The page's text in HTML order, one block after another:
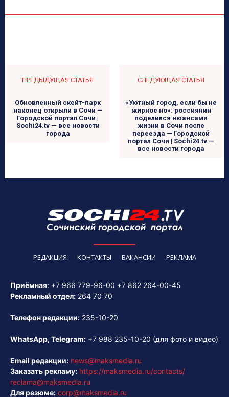
ПРЕДЫДУЩАЯ СТАТЬЯ
Обновленный скейт-парк
наконец открыли в Сочи —
Городской портал Сочи |
Sochi24.tv — все новости
города
СЛЕДУЮЩАЯ СТАТЬЯ
«Уютный город, если бы не
жирное но»: россиянин
поделился нюансами
жизни в Сочи после
переезда — Городской
портал Сочи | Sochi24.tv —
все новости города
РЕДАКЦИЯ КОНТАКТЫ ВАКАНСИИ РЕКЛАМА
Приёмная: +7 966 779-96-00 +7 862 264-00-45
Рекламный отдел: 264 70 70
Телефон редакции: 235-10-20
WhatsApp, Telegram: +7 988 235-10-20 (для фото и видео)
Email редакции: news@maksmedia.ru
Заказать рекламу: https://maksmedia.ru/contacts/
reclama@maksmedia.ru
Для резюме: corp@maksmedia.ru